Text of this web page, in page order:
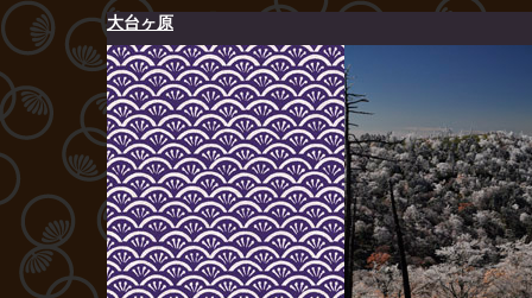
大台ヶ原